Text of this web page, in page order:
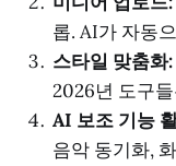
롭. AI가 자동
스타일 맞춤화:
2026년 도구
AI 보조 기능
음악 동기화,